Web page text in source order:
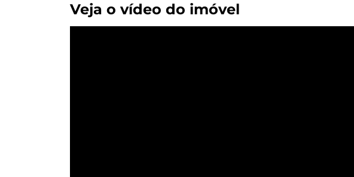
Veja o vídeo do imóvel